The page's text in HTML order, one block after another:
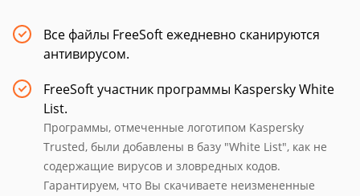
Все файлы FreeSoft ежедневно сканируются
антивирусом.
FreeSoft участник программы Kaspersky White
List.
Программы, отмеченные логотипом Kaspersky
Trusted, были добавлены в базу "White List", как не
содержащие вирусов и зловредных кодов.
Гарантируем, что Вы скачиваете неизмененные